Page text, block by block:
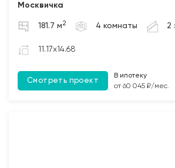
Москвичка
181.7 м 2 4 комнаты 2
11.17x14.68
Смотреть проект
В ипотеку
от 60 045 ₽/мес.